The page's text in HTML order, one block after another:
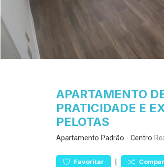
APARTAMENTO
PRATICIDADE E
PELOTAS
Apartamento Padrão - Centro
Favoritar |